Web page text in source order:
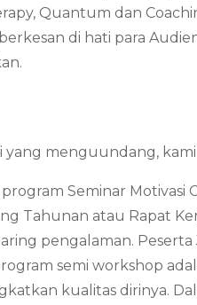
Quantum dan
di hati para
menguundang,
Seminar Motivasi
atau Rapat
pengalaman.
semi workshop
kualitas dirinya.